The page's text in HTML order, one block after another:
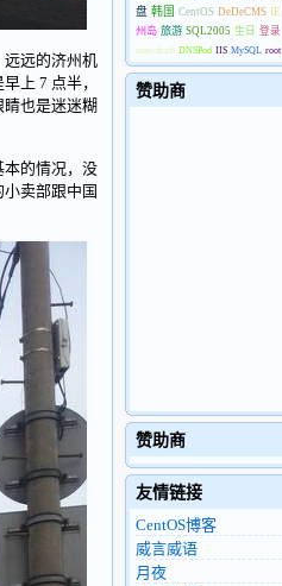
远的济州机
上 7 点半，
也是迷迷糊
的情况，没
卖部跟中国
盘 韩国 CentOS DeDeCMS IE
州岛 旅游 SQL2005 生日 登录
auto-draft DNSPod IIS MySQL root
赞助商
赞助商
友情链接
CentOS博客
威言威语
月夜